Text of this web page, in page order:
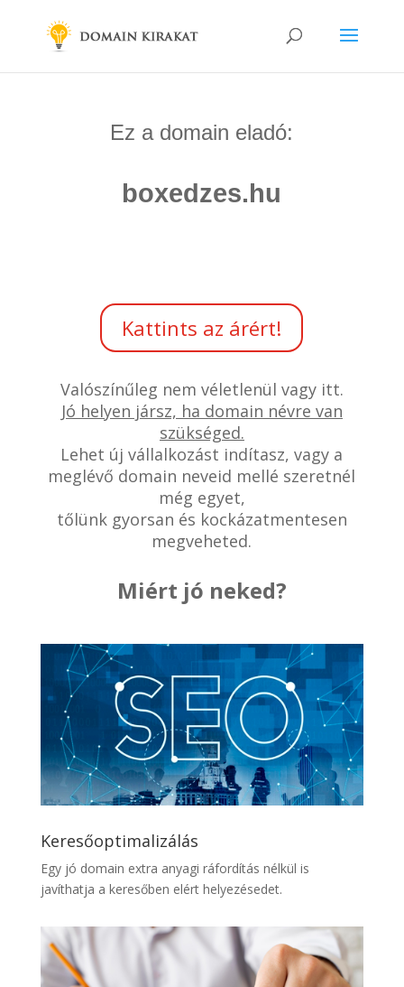
Ez a domain eladó:
boxedzes.hu
Kattints az árért!
Valószínűleg nem véletlenül vagy itt.
Jó helyen jársz, ha domain névre van
szükséged.
Lehet új vállalkozást indítasz, vagy a
meglévő domain neveid mellé szeretnél
még egyet,
tőlünk gyorsan és kockázatmentesen
megveheted.
Miért jó neked?
Keresőoptimalizálás
Egy jó domain extra anyagi ráfordítás nélkül is
javíthatja a keresőben elért helyezésedet.